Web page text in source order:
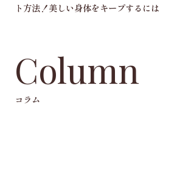
ト方法！美しい身体をキープするには
Column
コラム